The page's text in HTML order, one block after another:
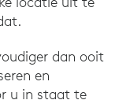
dan ooit
en
u in staat te